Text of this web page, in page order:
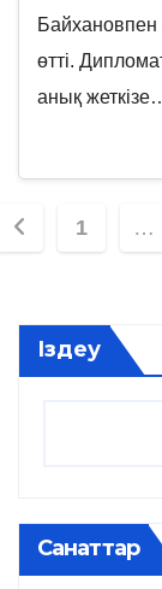
Байхановпен
өтті.
анық
1 …
Іздеу
Санаттар